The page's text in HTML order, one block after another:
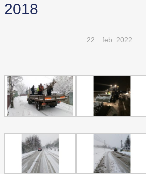
2018
22 feb. 2022